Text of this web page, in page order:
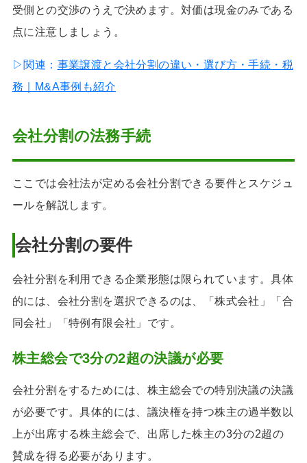
受側との交渉のうえで決めます。対価は現金のみである
点に注意しましょう。
▷関連： 事業譲渡と会社分割の違い・選び方・手続・税
務｜M&A事例も紹介
会社分割の法務手続
ここでは会社法が定める会社分割できる要件とスケジュ
ールを解説します。
会社分割の要件
会社分割を利用できる企業形態は限られています。具体
的には、会社分割を選択できるのは、「株式会社」「合
同会社」「特例有限会社」です。
株主総会で3分の2超の決議が必要
会社分割をするためには、株主総会での特別決議の決議
が必要です。具体的には、議決権を持つ株主の過半数以
上が出席する株主総会で、出席した株主の3分の2超の
賛成を得る必要があります。